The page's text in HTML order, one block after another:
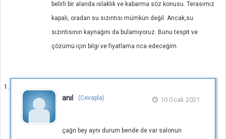
belirli bir alanda ıslaklık ve kabarma söz konusu. Terasımız
kapalı, oradan su sızıntısı mümkün değil. Ancak,su
sızıntısının kaynağını da bulamıyoruz. Bunu tespit ve
çözümü için bilgi ve fiyatlama rica edeceğim.
anıl 10 Ocak 2021
(Cevapla)
çağrı bey aynı durum bende de var salonun